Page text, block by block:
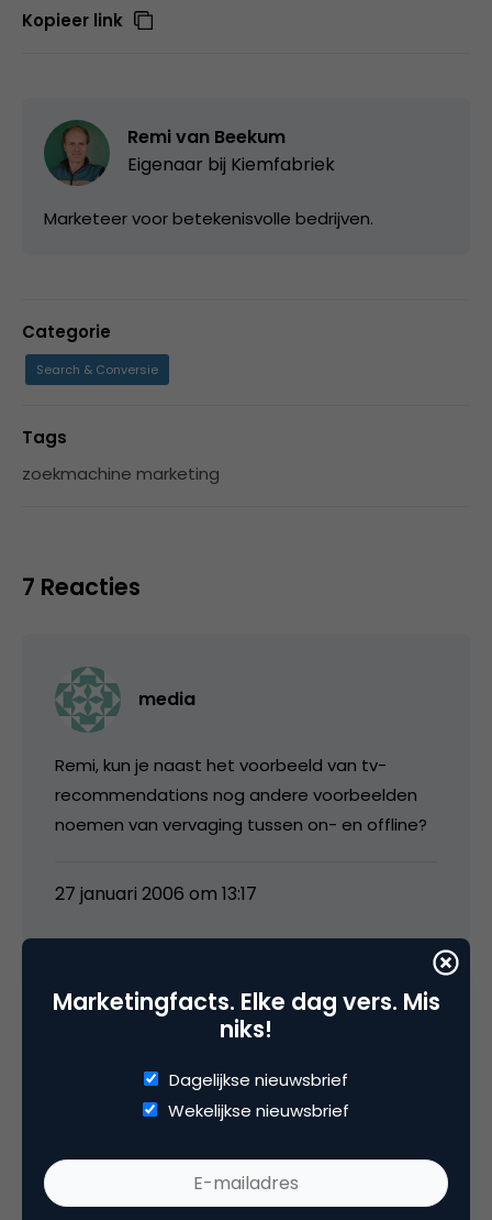
Kopieer link
Remi van Beekum
Eigenaar bij Kiemfabriek
Marketeer voor betekenisvolle bedrijven.
Categorie
Search & Conversie
Tags
zoekmachine marketing
7 Reacties
media
Remi, kun je naast het voorbeeld van tv-
recommendations nog andere voorbeelden
noemen van vervaging tussen on- en offline?
27 januari 2006 om 13:17
Remi
Helaas, die vallen onder de NDA 😉
27 januari 2006 om 14:44
Marketingfacts. Elke dag vers. Mis
niks!
Dagelijkse nieuwsbrief
Wekelijkse nieuwsbrief